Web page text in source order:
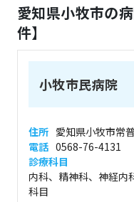
愛知県小牧市の
件】
小牧市民病院
住所 愛知県小牧市常
電話 0568-76-4131
診療科目
内科、精神科、神経内
科目